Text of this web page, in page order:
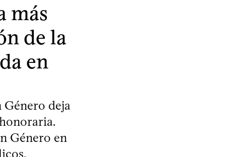
más
de la
en
deja
Género en